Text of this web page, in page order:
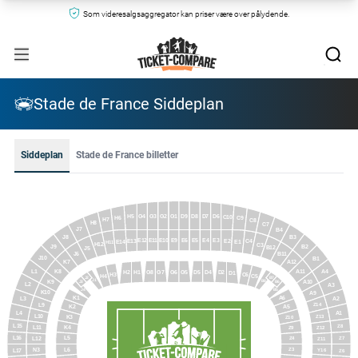
Som videresalgsaggregator kan priser være over pålydende.
Stade de France Siddeplan
Siddeplan Stade de France billetter
A1
A2
A3
A4
A5
A6
A9
A10
A11
A12
B1
B2
B3
B4
B5
B6
B8
B11
B12
C3
C4
C5
C6
C7
C8
C9
C10
D1
D2
D4
D5
E1
E2
E3
E4
E5
E6
E9
E10
E11
E12
E13
E14
D6
D7
D8
D9
G1
G2
G3
G4
H5
H6
H7
H8
H11
H12
H1
H2
H3
H4
G8 G7 G6 G5
J1
J3
J4
J5
J6
J7
J8
J9
J10
K1
K2
K3
K4
K7
K8
K9
K10
L1
L2
L3
L4
L5
L6
L9
L10
L11
L12
L15
L16
L17
N3
Y16
Z3
Z4
Z6
Z7
Z8
Z9
Z10
Z11
Z12
Z13
Z14